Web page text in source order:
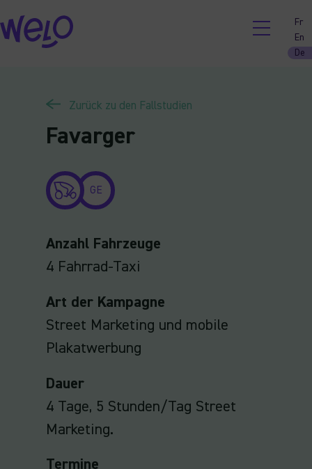
Skip
to
content
Fr
En
De
Zurück zu den Fallstudien
Favarger
GE
Anzahl Fahrzeuge
4 Fahrrad-Taxi
Art der Kampagne
Street Marketing und mobile
Plakatwerbung
Dauer
4 Tage, 5 Stunden/Tag Street
Marketing.
Termine